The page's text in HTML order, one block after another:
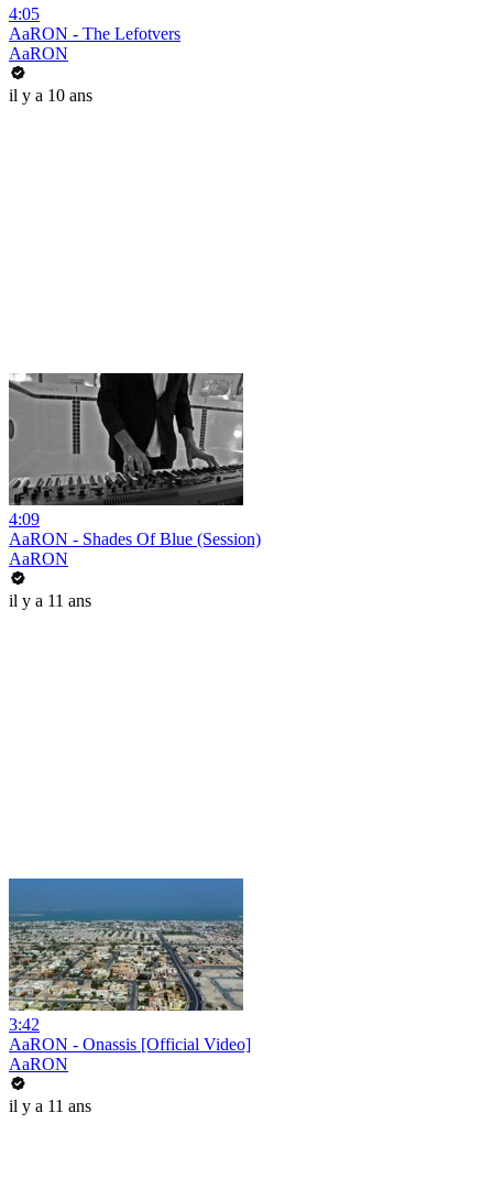
4:05
AaRON - The Lefotvers
AaRON
il y a 10 ans
4:09
AaRON - Shades Of Blue (Session)
AaRON
il y a 11 ans
3:42
AaRON - Onassis [Official Video]
AaRON
il y a 11 ans